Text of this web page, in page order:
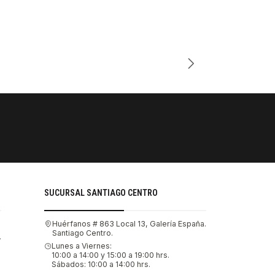
SUCURSAL SANTIAGO CENTRO
Huérfanos # 863 Local 13, Galería España.
Santiago Centro.
Lunes a Viernes:
10:00 a 14:00 y 15:00 a 19:00 hrs.
Sábados: 10:00 a 14:00 hrs.